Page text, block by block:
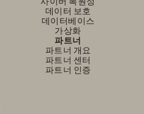
데이터 보호
데이터베이스
가상화
파트너
파트너 개요
파트너 센터
파트너 인증